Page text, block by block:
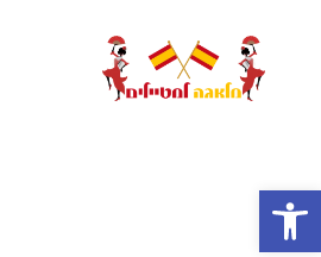
פתח סרגל נגישות